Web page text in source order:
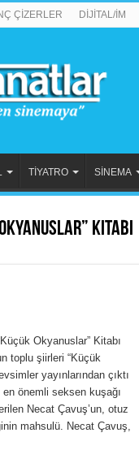
ÇİZERLER DİJİTAL/İM
TİYATRO SİNEMA
Kitabı
Okyanuslar” Kitabı
toplu şiirleri “Küçük
yayınlarından çıktı
önemli seksen kuşağı
Necat Çavuş’un, otuz
mahsulü. Necat Çavuş,